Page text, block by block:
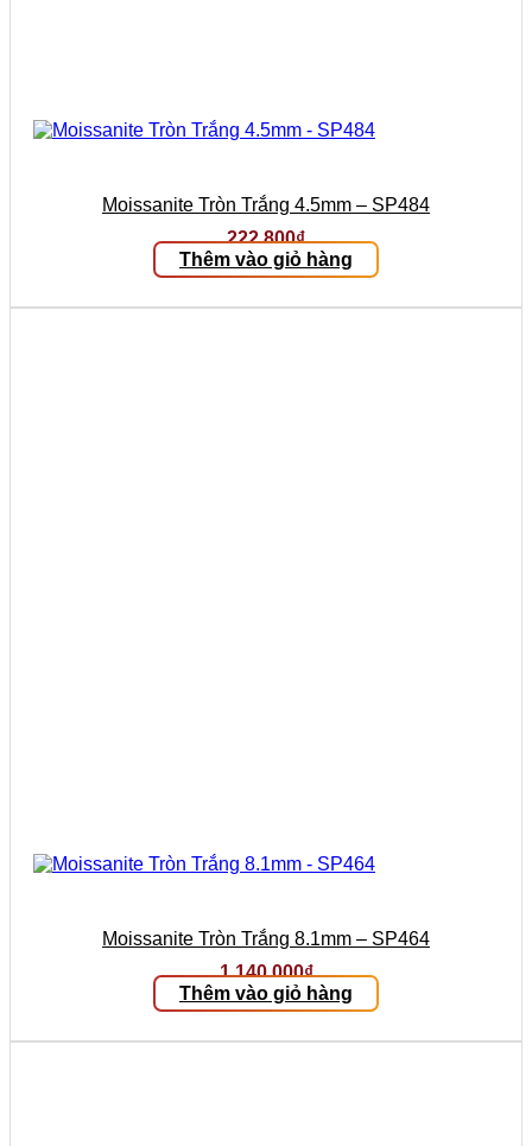
Moissanite Tròn Trắng 4.5mm – SP484
222.800₫
Thêm vào giỏ hàng
Moissanite Tròn Trắng 8.1mm – SP464
1.140.000₫
Thêm vào giỏ hàng